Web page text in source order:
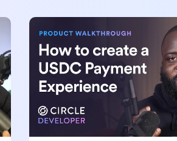
using USDC I USDC
Creating a USDC Payment